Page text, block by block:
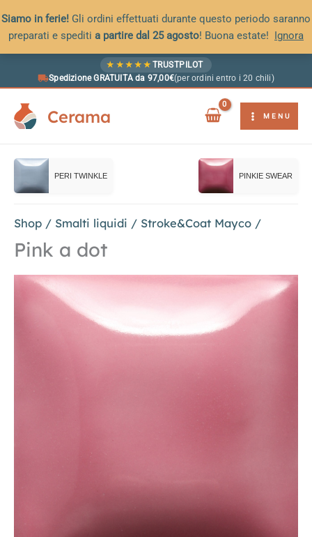
Siamo in ferie! Gli ordini effettuati durante questo periodo saranno
preparati e spediti a partire dal 25 agosto! Buona estate! Ignora
★ ★ ★ ★ ★ TRUSTPILOT
Spedizione GRATUITA da 97,00€(per ordini entro i 20 chili)
Cerama MENU
PERI TWINKLE PINKIE SWEAR
Shop / Smalti liquidi / Stroke&Coat Mayco /
Pink a dot